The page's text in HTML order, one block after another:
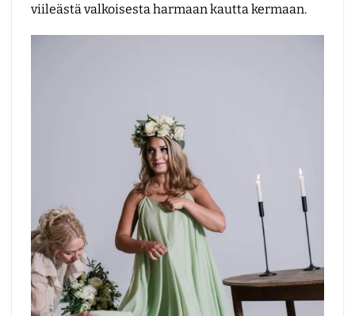
viileästä valkoisesta harmaan kautta kermaan.